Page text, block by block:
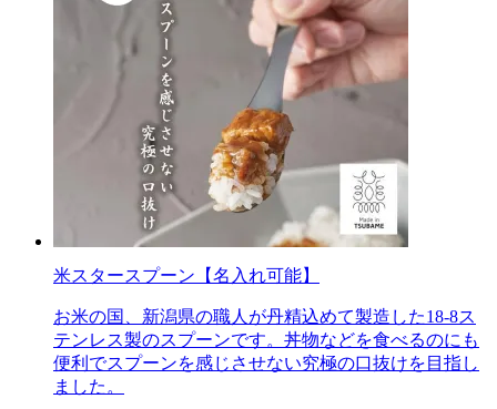
米スタースプーン【名入れ可能】
お米の国、新潟県の職人が丹精込めて製造した18-8ス
テンレス製のスプーンです。丼物などを食べるのにも
便利でスプーンを感じさせない究極の口抜けを目指し
ました。